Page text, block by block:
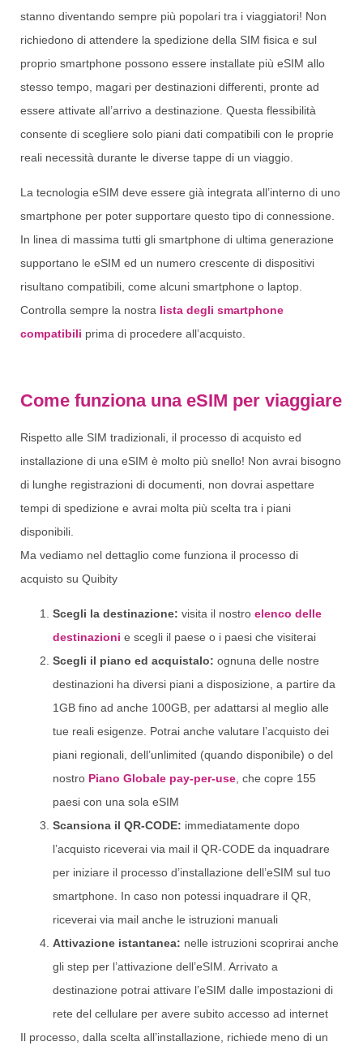
stanno diventando sempre più popolari tra i viaggiatori! Non
richiedono di attendere la spedizione della SIM fisica e sul
proprio smartphone possono essere installate più eSIM allo
stesso tempo, magari per destinazioni differenti, pronte ad
essere attivate all’arrivo a destinazione. Questa flessibilità
consente di scegliere solo piani dati compatibili con le proprie
reali necessità durante le diverse tappe di un viaggio.
La tecnologia eSIM deve essere già integrata all’interno di uno
smartphone per poter supportare questo tipo di connessione.
In linea di massima tutti gli smartphone di ultima generazione
supportano le eSIM ed un numero crescente di dispositivi
risultano compatibili, come alcuni smartphone o laptop.
Controlla sempre la nostra lista degli smartphone
compatibili prima di procedere all’acquisto.
Come funziona una eSIM per viaggiare
Rispetto alle SIM tradizionali, il processo di acquisto ed
installazione di una eSIM è molto più snello! Non avrai bisogno
di lunghe registrazioni di documenti, non dovrai aspettare
tempi di spedizione e avrai molta più scelta tra i piani
disponibili.
Ma vediamo nel dettaglio come funziona il processo di
acquisto su Quibity
Scegli la destinazione: visita il nostro elenco delle
destinazioni e scegli il paese o i paesi che visiterai
Scegli il piano ed acquistalo: ognuna delle nostre
destinazioni ha diversi piani a disposizione, a partire da
1GB fino ad anche 100GB, per adattarsi al meglio alle
tue reali esigenze. Potrai anche valutare l’acquisto dei
piani regionali, dell’unlimited (quando disponibile) o del
nostro Piano Globale pay-per-use , che copre 155
paesi con una sola eSIM
Scansiona il QR-CODE: immediatamente dopo
l’acquisto riceverai via mail il QR-CODE da inquadrare
per iniziare il processo d’installazione dell’eSIM sul tuo
smartphone. In caso non potessi inquadrare il QR,
riceverai via mail anche le istruzioni manuali
Attivazione istantanea: nelle istruzioni scoprirai anche
gli step per l’attivazione dell’eSIM. Arrivato a
destinazione potrai attivare l’eSIM dalle impostazioni di
rete del cellulare per avere subito accesso ad internet
Il processo, dalla scelta all’installazione, richiede meno di un